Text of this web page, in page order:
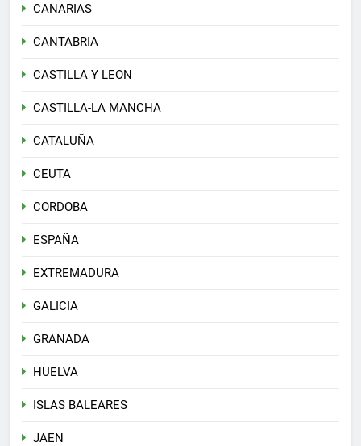
CANARIAS
CANTABRIA
CASTILLA Y LEON
CASTILLA-LA MANCHA
CATALUÑA
CEUTA
CORDOBA
ESPAÑA
EXTREMADURA
GALICIA
GRANADA
HUELVA
ISLAS BALEARES
JAEN